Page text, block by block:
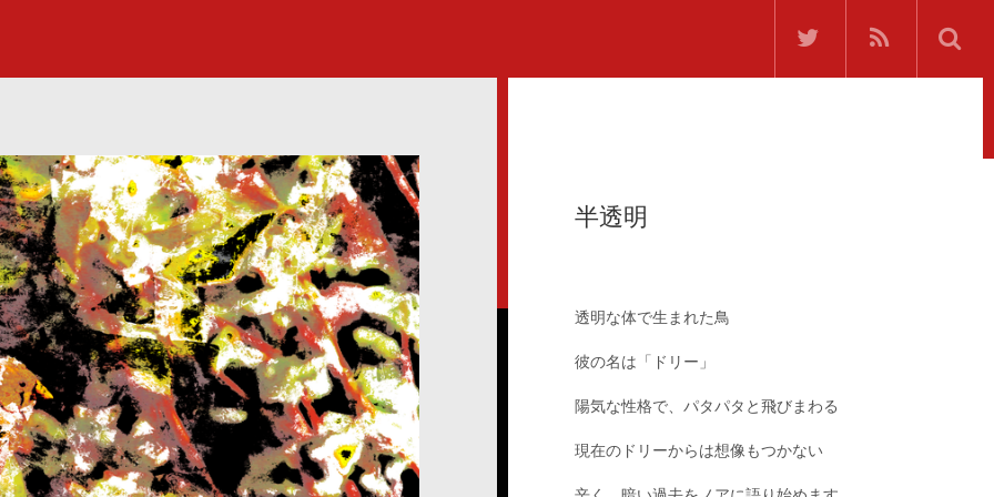
半透明
透明な体で生まれた鳥
彼の名は「ドリー」
陽気な性格で、パタパタと飛びまわる
現在のドリーからは想像もつかない